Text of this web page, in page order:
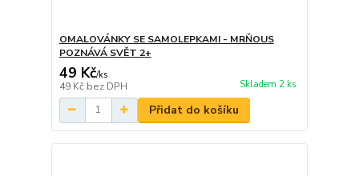
OMALOVÁNKY SE SAMOLEPKAMI - MRŇOUS
POZNÁVÁ SVĚT 2+
49 Kč/ks
49 Kč bez DPH Skladem 2 ks
Přidat do košíku